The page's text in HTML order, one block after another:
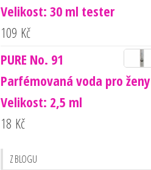
Velikost: 30 ml tester
109 Kč
PURE No. 91
Parfémovaná voda pro ženy
Velikost: 2,5 ml
18 Kč
Z BLOGU